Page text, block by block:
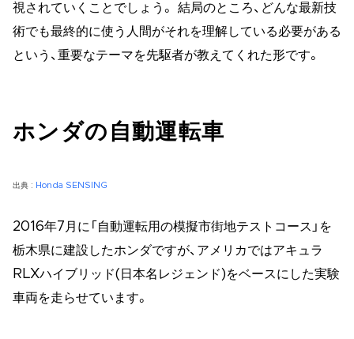
視されていくことでしょう。 結局のところ、どんな最新技
術でも最終的に使う人間がそれを理解している必要がある
という、重要なテーマを先駆者が教えてくれた形です。
ホンダの自動運転車
出典 : Honda SENSING
2016年7月に「自動運転用の模擬市街地テストコース」を
栃木県に建設したホンダですが、アメリカではアキュラ
RLXハイブリッド(日本名レジェンド)をベースにした実験
車両を走らせています。